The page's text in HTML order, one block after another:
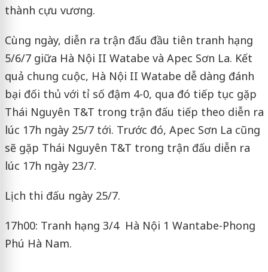
thành cựu vương.
Cùng ngày, diễn ra trận đấu đầu tiên tranh hạng
5/6/7 giữa Hà Nội II Watabe và Apec Sơn La. Kết
quả chung cuộc, Hà Nội II Watabe dễ dàng đánh
bại đối thủ với tỉ số đậm 4-0, qua đó tiếp tục gặp
Thái Nguyên T&T trong trận đấu tiếp theo diễn ra
lúc 17h ngày 25/7 tới. Trước đó, Apec Sơn La cũng
sẽ gặp Thái Nguyên T&T trong trận đấu diễn ra
lúc 17h ngày 23/7.
Lịch thi đấu ngày 25/7.
17h00: Tranh hạng 3/4 Hà Nội 1 Wantabe-Phong
Phú Hà Nam.